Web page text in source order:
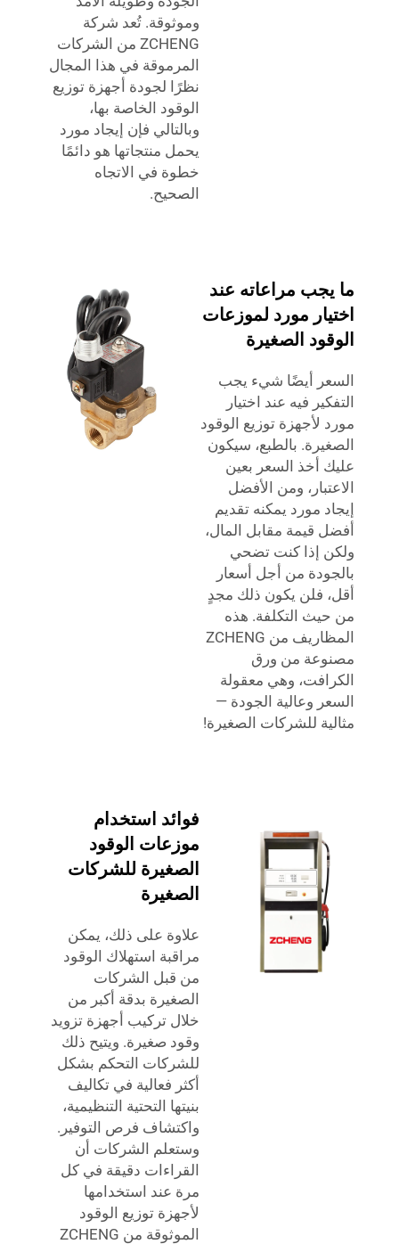
وموثوقة. تُعد شركة
ZCHENG من الشركات
المرموقة في هذا المجال
نظرًا لجودة أجهزة توزيع
الوقود الخاصة بها،
وبالتالي فإن إيجاد مورد
يحمل منتجاتها هو دائمًا
خطوة في الاتجاه
الصحيح.
ما يجب مراعاته عند
اختيار مورد لموزعات
الوقود الصغيرة
السعر أيضًا شيء يجب
التفكير فيه عند اختيار
مورد لأجهزة توزيع الوقود
الصغيرة. بالطبع، سيكون
عليك أخذ السعر بعين
الاعتبار، ومن الأفضل
إيجاد مورد يمكنه تقديم
أفضل قيمة مقابل المال،
ولكن إذا كنت تضحي
بالجودة من أجل أسعار
أقل، فلن يكون ذلك مجدٍ
من حيث التكلفة. هذه
المظاريف من ZCHENG
مصنوعة من ورق
الكرافت، وهي معقولة
السعر وعالية الجودة —
مثالية للشركات الصغيرة!
فوائد استخدام
موزعات الوقود
الصغيرة للشركات
الصغيرة
علاوة على ذلك، يمكن
مراقبة استهلاك الوقود
من قبل الشركات
الصغيرة بدقة أكبر من
خلال تركيب أجهزة تزويد
وقود صغيرة. ويتيح ذلك
للشركات التحكم بشكل
أكثر فعالية في تكاليف
بنيتها التحتية التنظيمية،
واكتشاف فرص التوفير.
وستعلم الشركات أن
القراءات دقيقة في كل
مرة عند استخدامها
لأجهزة توزيع الوقود
الموثوقة من ZCHENG